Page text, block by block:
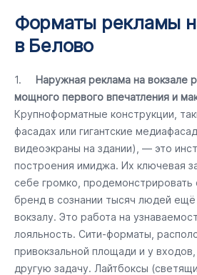
Форматы рекламы
в Белово
1. Наружная реклама на вокзале
мощного первого впечатления и
Крупноформатные конструкции,
фасадах или гигантские
видеоэкраны на здании), — это
построения имиджа. Их ключевая
себе громко, продемонстрировать
бренд в сознании тысяч людей
вокзалу. Это работа на
лояльность. Сити-форматы,
привокзальной площади и у
другую задачу. Лайтбоксы